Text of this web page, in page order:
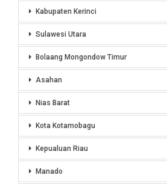
Kabupaten Kerinci
Sulawesi Utara
Bolaang Mongondow Timur
Asahan
Nias Barat
Kota Kotamobagu
Kepualuan Riau
Manado